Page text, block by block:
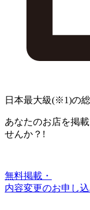
日本最大級(※1)の
あなたのお店を掲
せんか？!
無料掲載・
内容変更のお申し